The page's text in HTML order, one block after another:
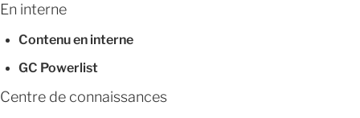
En interne
Contenu en interne
GC Powerlist
Centre de connaissances